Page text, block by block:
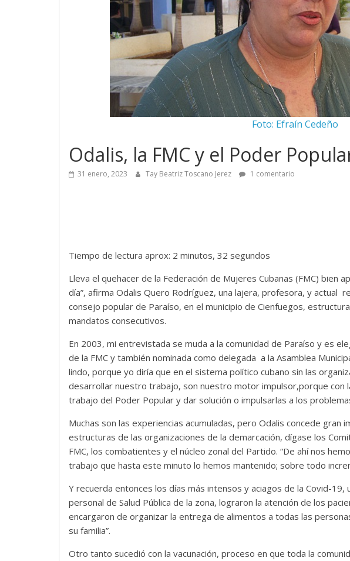
Foto: Efraín Cedeño
Odalis, la FMC y el Poder
31 enero, 2023 Tay Beatriz Toscano Jerez 1 comentario
Tiempo de lectura aprox: 2 minutos, 32 segundos
Lleva el quehacer de la Federación de Mujeres Cubanas (FMC) bien
día”, afirma Odalis Quero Rodríguez, una lajera, profesora, y actual
consejo popular de Paraíso, en el municipio de Cienfuegos,
mandatos consecutivos.
En 2003, mi entrevistada se muda a la comunidad de Paraíso y es
de la FMC y también nominada como delegada a la Asamblea
lindo, porque yo diría que en el sistema político cubano sin las
desarrollar nuestro trabajo, son nuestro motor impulsor,porque con
trabajo del Poder Popular y dar solución o impulsarlas a los
Muchas son las experiencias acumuladas, pero Odalis concede gran
estructuras de las organizaciones de la demarcación, dígase los
FMC, los combatientes y el núcleo zonal del Partido. “De ahí nos
trabajo que hasta este minuto lo hemos mantenido; sobre todo
Y recuerda entonces los días más intensos y aciagos de la Covid-19,
personal de Salud Pública de la zona, lograron la atención de los
encargaron de organizar la entrega de alimentos a todas las
su familia”.
Otro tanto sucedió con la vacunación, proceso en que toda la